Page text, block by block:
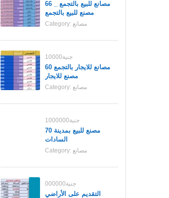
مصانع للبيع بالتجمع _ 66
مصنع للبيع بالتجمع
Category: مصانع
10000جنية
مصانع للايجار بالتجمع 60
مصنع للايجار
Category: مصانع
1000000جنية
70 مصنع للبيع بمدينة
السادات
Category: مصانع
000000جنية
التقديم على الأراضي